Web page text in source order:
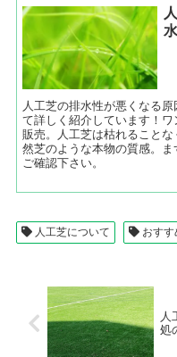
人工芝の排水性が悪くなる
て詳しく紹介しています！
販売。人工芝は枯れること
然芝のような本物の質感。
ご確認下さい。
人工芝について おすす
人
処